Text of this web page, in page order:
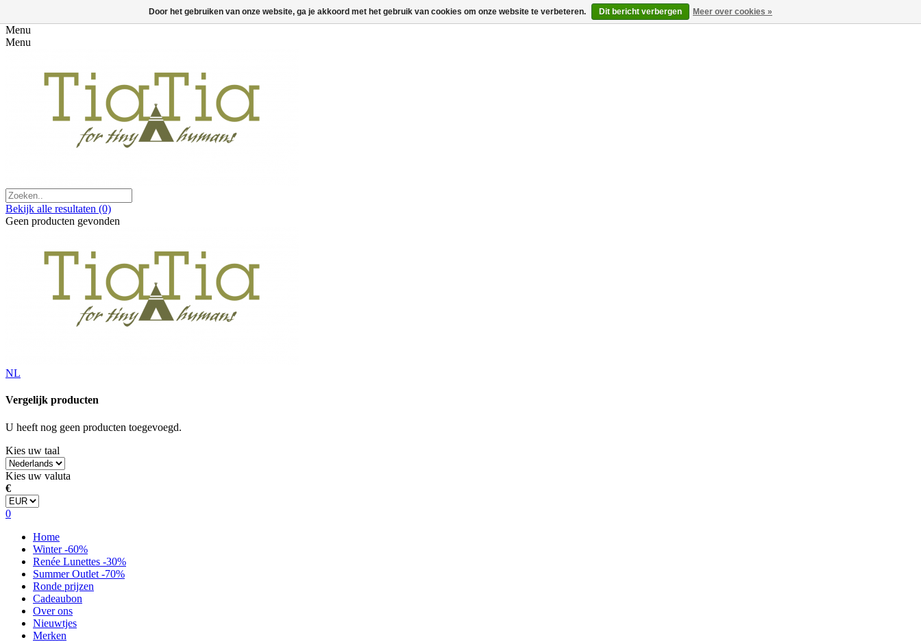
Menu
Menu
Bekijk alle resultaten (0)
Geen producten gevonden
NL
Vergelijk producten
U heeft nog geen producten toegevoegd.
Kies uw taal
Kies uw valuta
€
0
Home
Winter -60%
Renée Lunettes -30%
Summer Outlet -70%
Ronde prijzen
Cadeaubon
Over ons
Nieuwtjes
Merken
Door het gebruiken van onze website, ga je akkoord met het gebruik van cookies om onze website te verbeteren. Dit bericht verbergen Meer over cookies »